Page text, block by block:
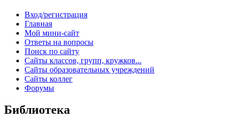
Вход/регистрация
Главная
Мой мини-сайт
Ответы на вопросы
Поиск по сайту
Сайты классов, групп, кружков...
Сайты образовательных учреждений
Сайты коллег
Форумы
Библиотека